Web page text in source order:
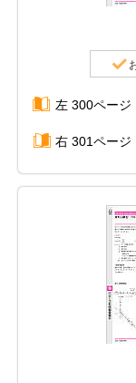
左 300ページ
右 301ページ